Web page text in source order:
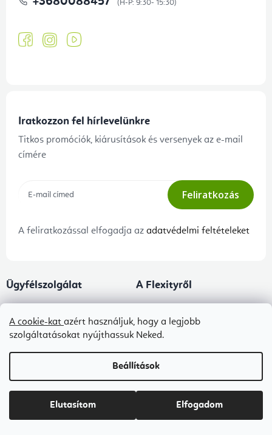
A cookie-kat azért használjuk, hogy a legjobb
szolgáltatásokat nyújthassuk Neked.
Beállítások
Elutasítom Elfogadom
Iratkozzon fel hírlevelünkre
Titkos promóciók, kiárusítások és versenyek az e-mail
címére
Feliratkozás
A feliratkozással elfogadja az adatvédelmi feltételeket
Ügyfélszolgálat
visszaszállítása
Adatkezelési tájékoztató
Általános szerződési feltételek
B2B ÁSZF
Ingyenes kézbesítés
A Flexityről
Rólunk